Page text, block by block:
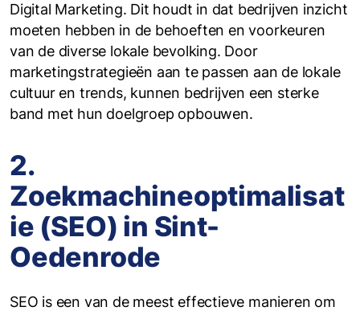
Digital Marketing. Dit houdt in dat bedrijven inzicht
moeten hebben in de behoeften en voorkeuren
van de diverse lokale bevolking. Door
marketingstrategieën aan te passen aan de lokale
cultuur en trends, kunnen bedrijven een sterke
band met hun doelgroep opbouwen.
2.
Zoekmachineoptimalisat
ie (SEO) in Sint-
Oedenrode
SEO is een van de meest effectieve manieren om